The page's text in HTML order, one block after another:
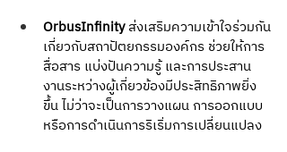
OrbusInfinity ส่งเสริมความเข้าใจร่วมกัน
เกี่ยวกับสถาปัตยกรรมองค์กร ช่วยให้การ
สื่อสาร แบ่งปันความรู้ และการประสาน
งานระหว่างผู้เกี่ยวข้องมีประสิทธิภาพยิ่ง
ขึ้น ไม่ว่าจะเป็นการวางแผน การออกแบบ
หรือการดำเนินการริเริ่มการเปลี่ยนแปลง